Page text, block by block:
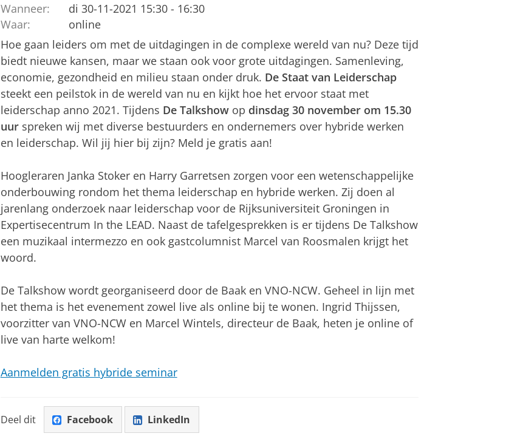
Wanneer:
di 30-11-2021 15:30 - 16:30
Waar:
online
Hoe gaan leiders om met de uitdagingen in de complexe wereld van nu? Deze tijd
biedt nieuwe kansen, maar we staan ook voor grote uitdagingen. Samenleving,
economie, gezondheid en milieu staan onder druk. De Staat van Leiderschap
steekt een peilstok in de wereld van nu en kijkt hoe het ervoor staat met
leiderschap anno 2021. Tijdens De Talkshowop dinsdag 30 november om 15.30
uurspreken wij met diverse bestuurders en ondernemers over hybride werken
en leiderschap. Wil jij hier bij zijn? Meld je gratis aan!
Hoogleraren Janka Stoker en Harry Garretsen zorgen voor een wetenschappelijke
onderbouwing rondom het thema leiderschap en hybride werken. Zij doen al
jarenlang onderzoek naar leiderschap voor de Rijksuniversiteit Groningen in
Expertisecentrum In the LEAD. Naast de tafelgesprekken is er tijdens De Talkshow
een muzikaal intermezzo en ook gastcolumnist Marcel van Roosmalen krijgt het
woord.
De Talkshow wordt georganiseerd door de Baak en VNO-NCW. Geheel in lijn met
het thema is het evenement zowel live als online bij te wonen. Ingrid Thijssen,
voorzitter van VNO-NCW en Marcel Wintels, directeur de Baak, heten je online of
live van harte welkom!
Aanmelden gratis hybride seminar
Deel dit Facebook LinkedIn